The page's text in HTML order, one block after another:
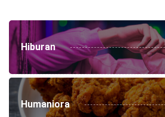
Hiburan
Humaniora